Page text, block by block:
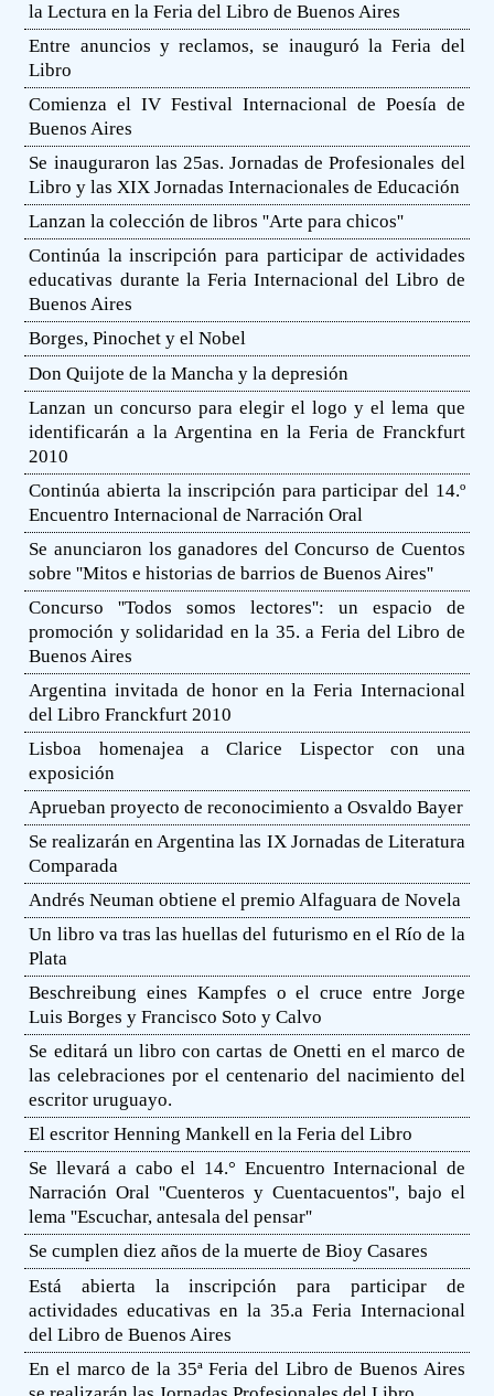
la Lectura en la Feria del Libro de Buenos Aires
Entre anuncios y reclamos, se inauguró la Feria del
Libro
Comienza el IV Festival Internacional de Poesía de
Buenos Aires
Se inauguraron las 25as. Jornadas de Profesionales del
Libro y las XIX Jornadas Internacionales de Educación
Lanzan la colección de libros ''Arte para chicos''
Continúa la inscripción para participar de actividades
educativas durante la Feria Internacional del Libro de
Buenos Aires
Borges, Pinochet y el Nobel
Don Quijote de la Mancha y la depresión
Lanzan un concurso para elegir el logo y el lema que
identificarán a la Argentina en la Feria de Franckfurt
2010
Continúa abierta la inscripción para participar del 14.º
Encuentro Internacional de Narración Oral
Se anunciaron los ganadores del Concurso de Cuentos
sobre ''Mitos e historias de barrios de Buenos Aires''
Concurso ''Todos somos lectores'': un espacio de
promoción y solidaridad en la 35. a Feria del Libro de
Buenos Aires
Argentina invitada de honor en la Feria Internacional
del Libro Franckfurt 2010
Lisboa homenajea a Clarice Lispector con una
exposición
Aprueban proyecto de reconocimiento a Osvaldo Bayer
Se realizarán en Argentina las IX Jornadas de Literatura
Comparada
Andrés Neuman obtiene el premio Alfaguara de Novela
Un libro va tras las huellas del futurismo en el Río de la
Plata
Beschreibung eines Kampfes o el cruce entre Jorge
Luis Borges y Francisco Soto y Calvo
Se editará un libro con cartas de Onetti en el marco de
las celebraciones por el centenario del nacimiento del
escritor uruguayo.
El escritor Henning Mankell en la Feria del Libro
Se llevará a cabo el 14.° Encuentro Internacional de
Narración Oral ''Cuenteros y Cuentacuentos'', bajo el
lema ''Escuchar, antesala del pensar''
Se cumplen diez años de la muerte de Bioy Casares
Está abierta la inscripción para participar de
actividades educativas en la 35.a Feria Internacional
del Libro de Buenos Aires
En el marco de la 35ª Feria del Libro de Buenos Aires